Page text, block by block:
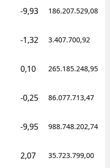
Sinop
Sivas
Trabzon
Uşak
-9,93 186.207.529,08
-1,32 3.407.700,92
0,10 265.185.248,95
-0,25 86.077.713,47
-9,95 988.748.202,74
2,07 35.723.799,00